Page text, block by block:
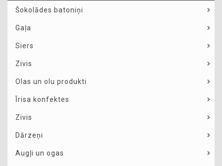
Šokolādes batoniņi
Gaļa
Siers
Zivis
Olas un olu produkti
Īrisa konfektes
Zivis
Dārzeņi
Augļi un ogas